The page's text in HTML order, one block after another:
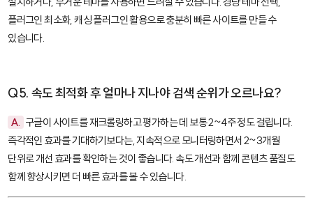
플러그인 최소화, 캐싱 플러그인 활용으로 충분히 빠른 사이트를 만들 수
있습니다.
Q5. 속도 최적화 후 얼마나 지나야 검색 순위가 오르나요?
A. 구글이 사이트를 재크롤링하고 평가하는 데 보통 2~4주 정도 걸립니다.
즉각적인 효과를 기대하기보다는, 지속적으로 모니터링하면서 2~3개월
단위로 개선 효과를 확인하는 것이 좋습니다. 속도 개선과 함께 콘텐츠 품질도
함께 향상시키면 더 빠른 효과를 볼 수 있습니다.